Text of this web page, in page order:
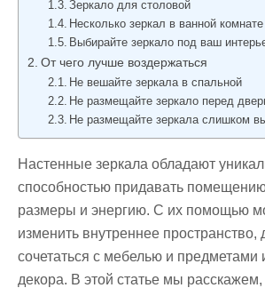
Зеркало для столовой
Несколько зеркал в ванной комнате
Выбирайте зеркало под ваш
От чего лучше воздержаться
Не вешайте зеркала в спальной
Не размещайте зеркало перед
Не размещайте зеркала слишком
Настенные зеркала обладают
способностью придавать помещению
размеры и энергию. С их помощью
изменить внутреннее пространство,
сочетаться с мебелью и предметами
декора. В этой статье мы